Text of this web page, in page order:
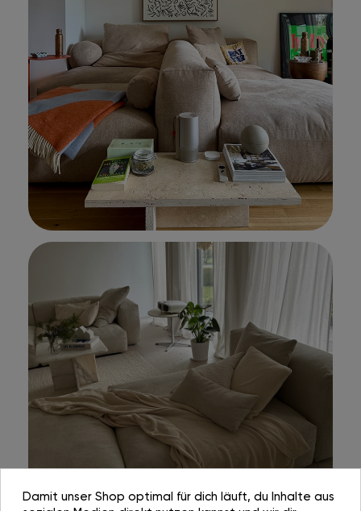
Damit unser Shop optimal für dich läuft, du Inhalte aus